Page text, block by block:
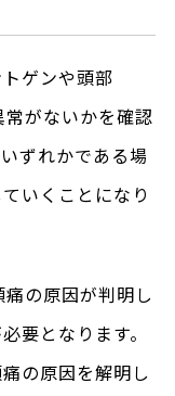
ゲンや頭部
がないかを確認
ずれかである場
いくことになり
の原因が判明し
要となります。
の原因を解明し